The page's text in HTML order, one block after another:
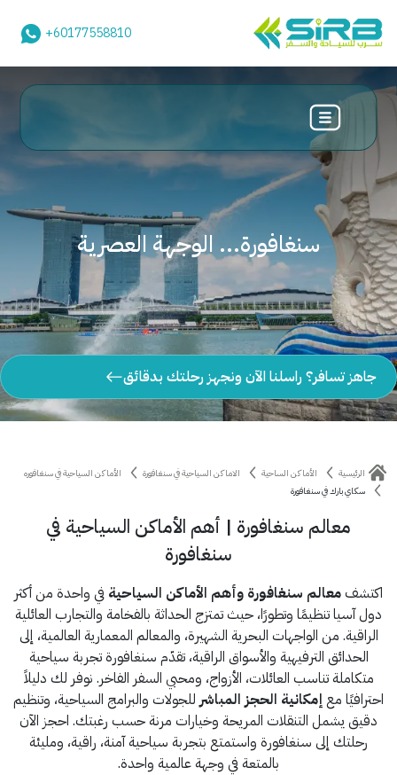
+60177558810
سنغافورة... الوجهة العصرية
جاهز تسافر؟ راسلنا الآن ونجهز رحلتك بدقائق
الرئيسية الأماكن الساحية الاماكن السياحية في سنغافورة
الأماكن السياحية في سنغافوره
سكاي بارك في سنغافورة
معالم سنغافورة | أهم الأماكن السياحية في
سنغافورة
اكتشفمعالم سنغافورة وأهم الأماكن السياحية في واحدة من أكثر
دول آسيا تنظيمًا وتطورًا، حيث تمتزج الحداثة بالفخامة والتجارب العائلية
الراقية. من الواجهات البحرية الشهيرة، والمعالم المعمارية العالمية، إلى
الحدائق الترفيهية والأسواق الراقية، تقدّم سنغافورة تجربة سياحية
متكاملة تناسب العائلات، الأزواج، ومحبي السفر الفاخر. نوفر لك دليلاً
احترافيًا معإمكانية الحجز المباشرللجولات والبرامج السياحية، وتنظيم
دقيق يشمل التنقلات المريحة وخيارات مرنة حسب رغبتك. احجز الآن
رحلتك إلى سنغافورة واستمتع بتجربة سياحية آمنة، راقية، ومليئة
بالمتعة في وجهة عالمية واحدة.